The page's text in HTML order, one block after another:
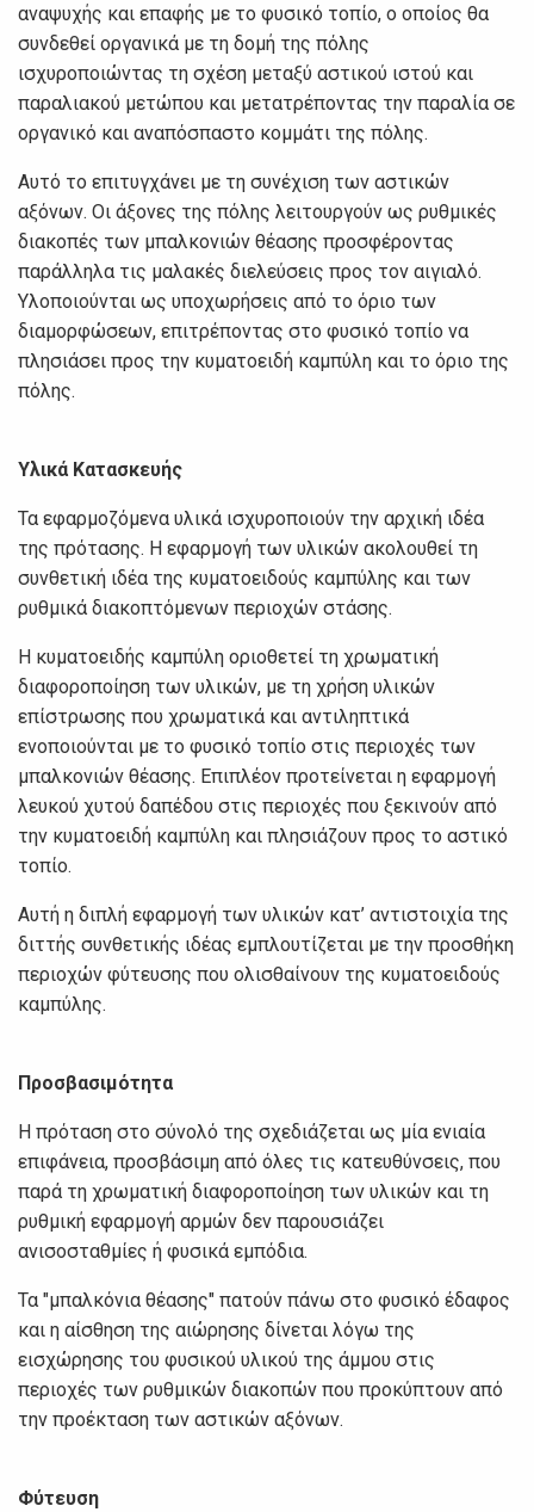
αναψυχής και επαφής με το φυσικό τοπίο, ο οποίος θα
συνδεθεί οργανικά με τη δομή της πόλης
ισχυροποιώντας τη σχέση μεταξύ αστικού ιστού και
παραλιακού μετώπου και μετατρέποντας την παραλία σε
οργανικό και αναπόσπαστο κομμάτι της πόλης.
Αυτό το επιτυγχάνει με τη συνέχιση των αστικών
αξόνων. Οι άξονες της πόλης λειτουργούν ως ρυθμικές
διακοπές των μπαλκονιών θέασης προσφέροντας
παράλληλα τις μαλακές διελεύσεις προς τον αιγιαλό.
Υλοποιούνται ως υποχωρήσεις από το όριο των
διαμορφώσεων, επιτρέποντας στο φυσικό τοπίο να
πλησιάσει προς την κυματοειδή καμπύλη και το όριο της
πόλης.
Υλικά Κατασκευής
Τα εφαρμοζόμενα υλικά ισχυροποιούν την αρχική ιδέα
της πρότασης. H εφαρμογή των υλικών ακολουθεί τη
συνθετική ιδέα της κυματοειδούς καμπύλης και των
ρυθμικά διακοπτόμενων περιοχών στάσης.
Η κυματοειδής καμπύλη οριοθετεί τη χρωματική
διαφοροποίηση των υλικών, με τη χρήση υλικών
επίστρωσης που χρωματικά και αντιληπτικά
ενοποιούνται με το φυσικό τοπίο στις περιοχές των
μπαλκονιών θέασης. Επιπλέον προτείνεται η εφαρμογή
λευκού χυτού δαπέδου στις περιοχές που ξεκινούν από
την κυματοειδή καμπύλη και πλησιάζουν προς το αστικό
τοπίο.
Αυτή η διπλή εφαρμογή των υλικών κατ’ αντιστοιχία της
διττής συνθετικής ιδέας εμπλουτίζεται με την προσθήκη
περιοχών φύτευσης που ολισθαίνουν της κυματοειδούς
καμπύλης.
Προσβασιμότητα
Η πρόταση στο σύνολό της σχεδιάζεται ως μία ενιαία
επιφάνεια, προσβάσιμη από όλες τις κατευθύνσεις, που
παρά τη χρωματική διαφοροποίηση των υλικών και τη
ρυθμική εφαρμογή αρμών δεν παρουσιάζει
ανισοσταθμίες ή φυσικά εμπόδια.
Τα "μπαλκόνια θέασης" πατούν πάνω στο φυσικό έδαφος
και η αίσθηση της αιώρησης δίνεται λόγω της
εισχώρησης του φυσικού υλικού της άμμου στις
περιοχές των ρυθμικών διακοπών που προκύπτουν από
την προέκταση των αστικών αξόνων.
Φύτευση